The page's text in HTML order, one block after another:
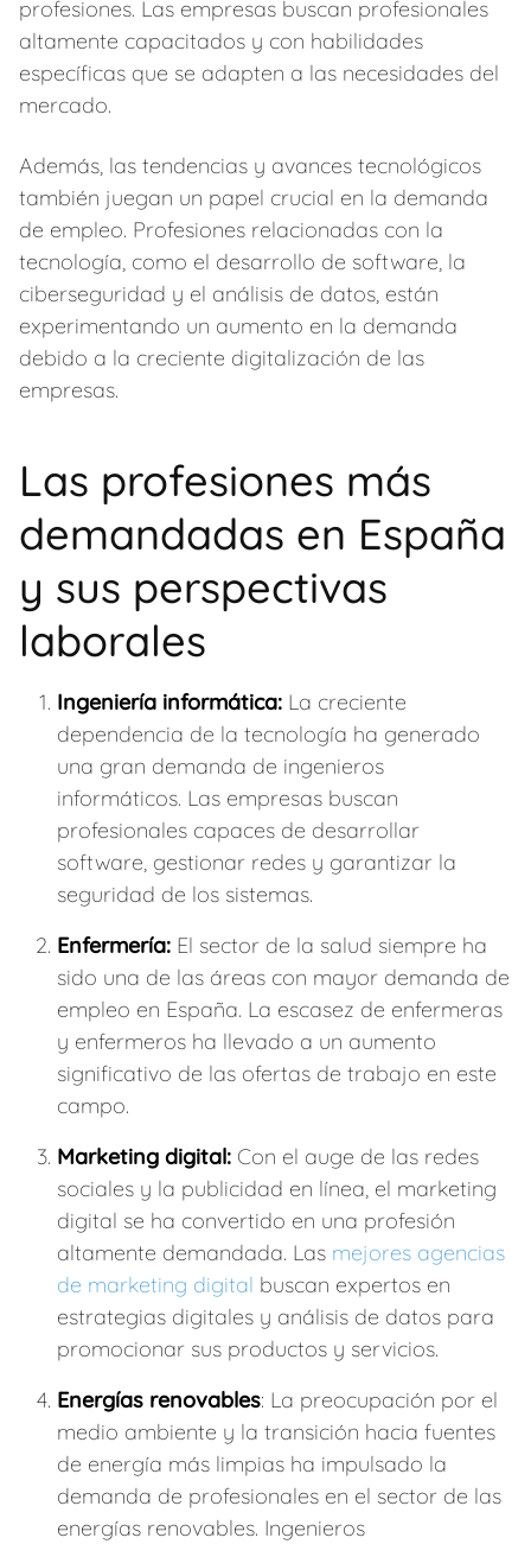
profesiones. Las empresas buscan profesionales
altamente capacitados y con habilidades
específicas que se adapten a las necesidades del
mercado.
Además, las tendencias y avances tecnológicos
también juegan un papel crucial en la demanda
de empleo. Profesiones relacionadas con la
tecnología, como el desarrollo de software, la
ciberseguridad y el análisis de datos, están
experimentando un aumento en la demanda
debido a la creciente digitalización de las
empresas.
Las profesiones más
demandadas en España
y sus perspectivas
laborales
Ingeniería informática: La creciente
dependencia de la tecnología ha generado
una gran demanda de ingenieros
informáticos. Las empresas buscan
profesionales capaces de desarrollar
software, gestionar redes y garantizar la
seguridad de los sistemas.
Enfermería: El sector de la salud siempre ha
sido una de las áreas con mayor demanda de
empleo en España. La escasez de enfermeras
y enfermeros ha llevado a un aumento
significativo de las ofertas de trabajo en este
campo.
Marketing digital: Con el auge de las redes
sociales y la publicidad en línea, el marketing
digital se ha convertido en una profesión
altamente demandada. Las mejores agencias
de marketing digital buscan expertos en
estrategias digitales y análisis de datos para
promocionar sus productos y servicios.
Energías renovables: La preocupación por el
medio ambiente y la transición hacia fuentes
de energía más limpias ha impulsado la
demanda de profesionales en el sector de las
energías renovables. Ingenieros